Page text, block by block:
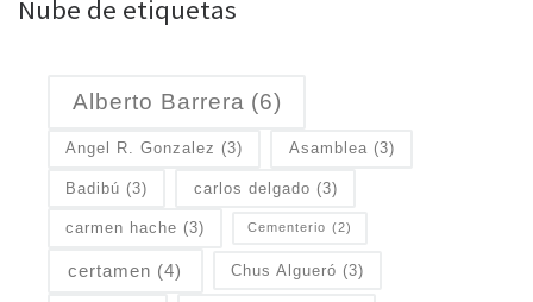
Nube de etiquetas
Alberto Barrera (6)
Angel R. Gonzalez (3) Asamblea (3)
Badibú (3) carlos delgado (3)
carmen hache (3) Cementerio (2)
certamen (4) Chus Algueró (3)